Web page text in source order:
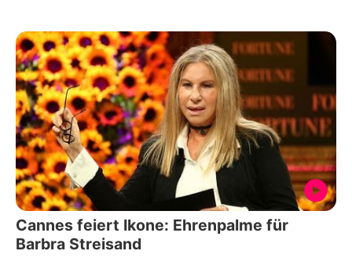
Cannes feiert Ikone: Ehrenpalme für
Barbra Streisand